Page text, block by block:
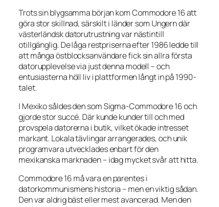
Trots sin blygsamma början kom Commodore 16 att
göra stor skillnad, särskilt i länder som Ungern där
västerländsk datorutrustning var nästintill
otillgänglig. De låga restpriserna efter 1986 ledde till
att många östblocksanvändare fick sin allra första
datorupplevelse via just denna modell – och
entusiasterna höll liv i plattformen långt in på 1990-
talet.
I Mexiko såldes den somSigma-Commodore 16och
gjorde stor succé. Där kunde kunder till och med
provspela datorerna i butik, vilket ökade intresset
markant. Lokala tävlingar arrangerades, och unik
programvara utvecklades enbart för den
mexikanska marknaden – idag mycket svår att hitta.
Commodore 16 må vara en parentes i
datorkommunismens historia – men en viktig sådan.
Den var aldrig bäst eller mest avancerad. Men den